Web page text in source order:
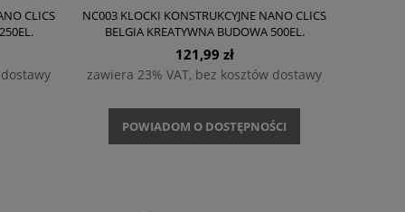
CLICS
NC003 KLOCKI KONSTRUKCYJNE NANO CLICS
BELGIA KREATYWNA BUDOWA 500EL.
121,99 zł
zawiera 23% VAT, bez kosztów dostawy
POWIADOM O DOSTĘPNOŚCI